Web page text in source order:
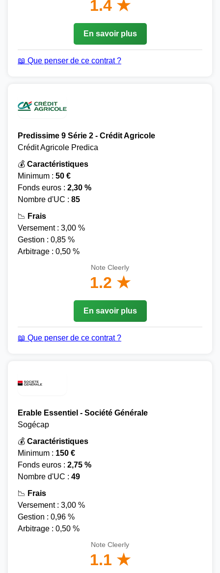
1.4 ★
En savoir plus
📖 Que penser de ce contrat ?
Predissime 9 Série 2 - Crédit Agricole
Crédit Agricole Predica
💰 Caractéristiques
Minimum : 50 €
Fonds euros : 2,30 %
Nombre d'UC : 85
📉 Frais
Versement : 3,00 %
Gestion : 0,85 %
Arbitrage : 0,50 %
Note Cleerly
1.2 ★
En savoir plus
📖 Que penser de ce contrat ?
Erable Essentiel - Société Générale
Sogécap
💰 Caractéristiques
Minimum : 150 €
Fonds euros : 2,75 %
Nombre d'UC : 49
📉 Frais
Versement : 3,00 %
Gestion : 0,96 %
Arbitrage : 0,50 %
Note Cleerly
1.1 ★